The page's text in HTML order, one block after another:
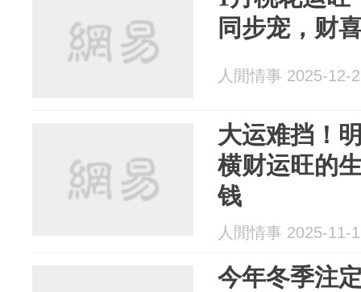
同步宠，财
人閒情事 2025-12-
大运难挡！
横财运旺的
钱
人閒情事 2025-11-
今年冬季注